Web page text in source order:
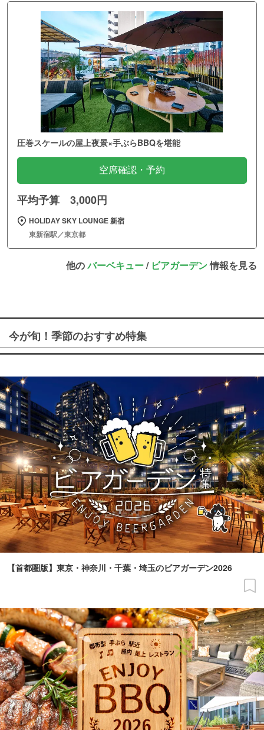
圧巻スケールの屋上夜景×手ぶらBBQを堪能
空席確認・予約
平均予算 3,000円
HOLIDAY SKY LOUNGE 新宿
東新宿駅／東京都
他のバーベキュー/ ビアガーデン情報を見る
今が旬！季節のおすすめ特集
【首都圏版】東京・神奈川・千葉・埼玉のビアガーデン2026